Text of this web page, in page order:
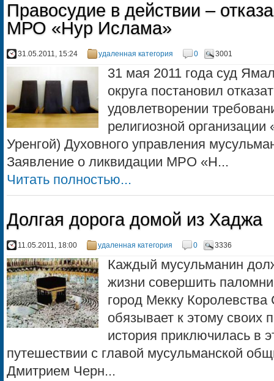
Правосудие в действии –
МРО «Нур Ислама»
31.05.2011, 15:24 удаленная категория 0 3001
31 мая 2011 года суд
округа постановил
удовлетворении
религиозной
Уренгой) Духовного управления
Заявление о ликвидации МРО «Н...
Читать полностью...
Долгая дорога домой из Хаджа
11.05.2011, 18:00 удаленная категория 0 3336
Каждый мусульманин
жизни совершить
город Мекку
обязывает к этому своих
история приключилась в
путешествии с главой мусульманской
Дмитрием Черн...